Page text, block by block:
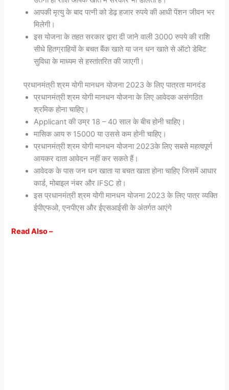
आपकी मृत्यु के बाद पत्नी को डेढ़ हजार रुपये की आधी पेंशन जीवन भर
मिलेगी।
इस योजना के तहत सरकार द्वारा दी जाने वाली 3000 रुपये की राशि
सीधे हितग्राहियों के बचत बैंक खाते या जन धन खाते से ऑटो डेबिट
सुविधा के माध्यम से हस्तांतरित की जाएगी।
प्रधानमंत्री श्रम योगी मानधन योजना 2023 के लिए पात्रता मानदंड
प्रधानमंत्री श्रम योगी मानधन योजना के लिए आवेदक असंगठित
श्रमिक होना चाहिए।
Applicant की उम्र 18 – 40 साल के बीच होनी चाहिए।
मासिक आय रु 15000 या उससे कम होनी चाहिए।
प्रधानमंत्री श्रम योगी मानधन योजना 2023के लिए सबसे महत्वपूर्ण
आयकर दाता आवेदन नहीं कर सकते हैं।
आवेदक के पास जन धन खाता या बचत खाता होना चाहिए जिसमें आधार
कार्ड, मोबाइल नंबर और IFSC हो।
इस प्रधानमंत्री श्रम योगी मानधन योजना 2023 के लिए पात्र व्यक्ति
ईपीएफओ, एनपीएस और ईएसआईसी के अंतर्गत आएंगे
Read Also –